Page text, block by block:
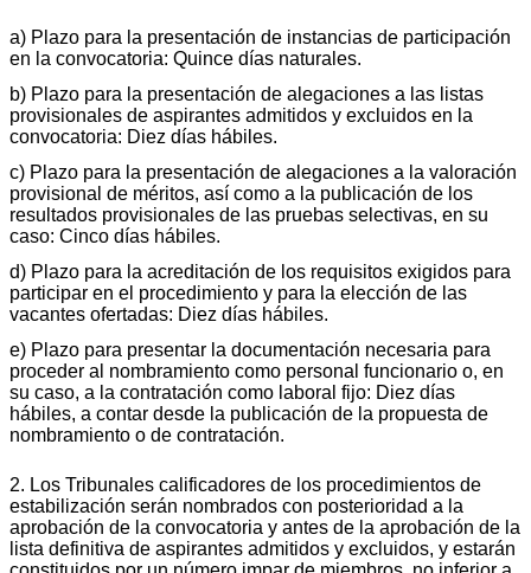
a) Plazo para la presentación de instancias de participación
en la convocatoria: Quince días naturales.
b) Plazo para la presentación de alegaciones a las listas
provisionales de aspirantes admitidos y excluidos en la
convocatoria: Diez días hábiles.
c) Plazo para la presentación de alegaciones a la valoración
provisional de méritos, así como a la publicación de los
resultados provisionales de las pruebas selectivas, en su
caso: Cinco días hábiles.
d) Plazo para la acreditación de los requisitos exigidos para
participar en el procedimiento y para la elección de las
vacantes ofertadas: Diez días hábiles.
e) Plazo para presentar la documentación necesaria para
proceder al nombramiento como personal funcionario o, en
su caso, a la contratación como laboral fijo: Diez días
hábiles, a contar desde la publicación de la propuesta de
nombramiento o de contratación.
2. Los Tribunales calificadores de los procedimientos de
estabilización serán nombrados con posterioridad a la
aprobación de la convocatoria y antes de la aprobación de la
lista definitiva de aspirantes admitidos y excluidos, y estarán